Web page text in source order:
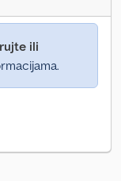
ili